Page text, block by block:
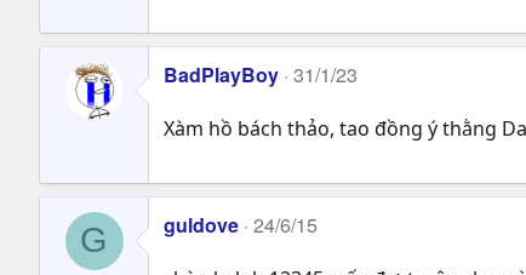
BadPlayBoy 31/1/23
Xàm hồ bách thảo, tao đồng ý thằng
G guldove 24/6/15